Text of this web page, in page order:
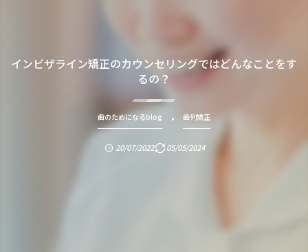
インビザライン矯正のカウンセリングではどんなことをす
るの？
歯のためになるblog 歯列矯正
20/07/2022 05/05/2024